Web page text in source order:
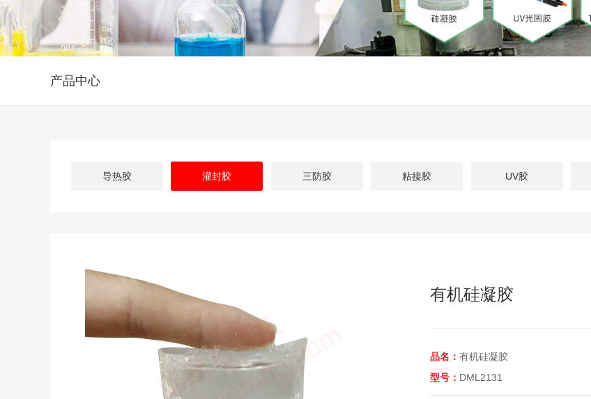
产品中心
导热胶 灌封胶 三防胶 粘接胶 UV胶
有机硅凝胶
品名： 有机硅凝胶
型号： DML2131